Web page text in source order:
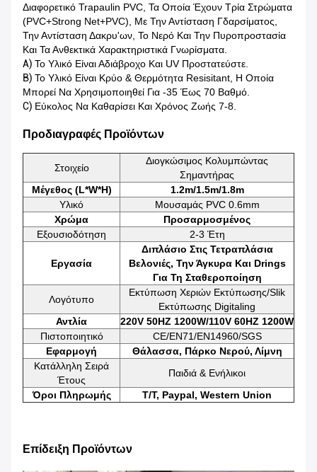
Διαφορετικό Trapaulin PVC, Τα Οποία Έχουν Τρία Στρώματα
(PVC+Strong Net+PVC), Με Την Αντίσταση Γδαρσίματος,
Την Αντίσταση Δακρυ'ων, Το Νερό Και Την Πυροπροστασία
Και Τα Ανθεκτικά Χαρακτηριστικά Γνωρίσματα.
A) Το Υλικό Είναι Αδιάβροχο Και UV Προστατεύστε.
B) Το Υλικό Είναι Κρύο & Θερμότητα Resisitant, Η Οποία
Μπορεί Να Χρησιμοποιηθεί Για -35 Έως 70 Βαθμό.
C) Εύκολος Να Καθαρίσει Και Χρόνος Ζωής 7-8.
Προδιαγραφές Προϊόντων
Στοιχείο
Διογκώσιμος Κολυμπώντας
Σημαντήρας
Μέγεθος (L*W*H)
1.2m/1.5m/1.8m
Υλικό
Μουσαμάς PVC 0.6mm
Χρώμα
Προσαρμοσμένος
Εξουσιοδότηση
2-3 Έτη
Εργασία
Διπλάσιο Στις Τετραπλάσια
Βελονιές, Την Άγκυρα Και Drings
Για Τη Σταθεροποίηση
Λογότυπο
Εκτύπωση Χεριών Εκτύπωσης/slik
Εκτύπωσης Digitaling
Αντλία
220V 50HZ 1200W/110V 60HZ 1200W
Πιστοποιητικό
CE/EN71/EN14960/SGS
Εφαρμογή
Θάλασσα, Πάρκο Νερού, Λίμνη
Κατάλληλη Σειρά
Έτους
Παιδιά & Ενήλικοι
Όροι Πληρωμής
T/T, Paypal, Western Union
Επίδειξη Προϊόντων